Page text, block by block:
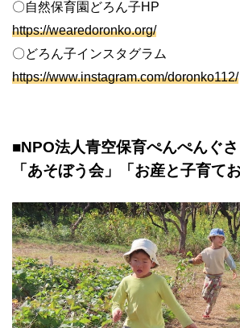
〇自然保育園どろん子HP
https://wearedoronko.org/
〇どろん子インスタグラム
https://www.instagram.com/doronko112/
■NPO法人青空保育ぺんぺんぐ
「あそぼう会」「お産と子育て